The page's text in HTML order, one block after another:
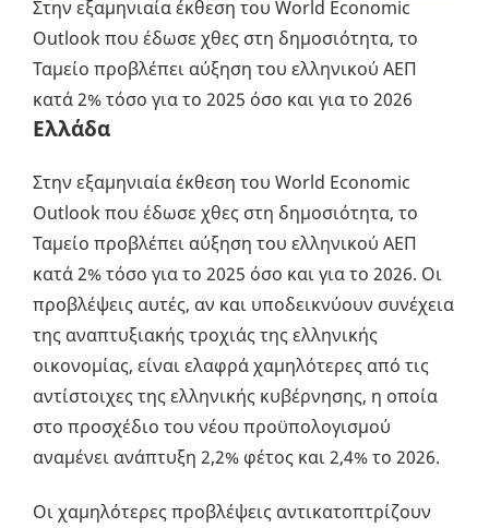
Στην εξαμηνιαία έκθεση του World Economic
Outlook που έδωσε χθες στη δημοσιότητα, το
Ταμείο προβλέπει αύξηση του ελληνικού ΑΕΠ
κατά 2% τόσο για το 2025 όσο και για το 2026
Ελλάδα
Στην εξαμηνιαία έκθεση του World Economic
Outlook που έδωσε χθες στη δημοσιότητα, το
Ταμείο προβλέπει αύξηση του ελληνικού ΑΕΠ
κατά 2% τόσο για το 2025 όσο και για το 2026. Οι
προβλέψεις αυτές, αν και υποδεικνύουν συνέχεια
της αναπτυξιακής τροχιάς της ελληνικής
οικονομίας, είναι ελαφρά χαμηλότερες από τις
αντίστοιχες της ελληνικής κυβέρνησης, η οποία
στο προσχέδιο του νέου προϋπολογισμού
αναμένει ανάπτυξη 2,2% φέτος και 2,4% το 2026.
Οι χαμηλότερες προβλέψεις αντικατοπτρίζουν